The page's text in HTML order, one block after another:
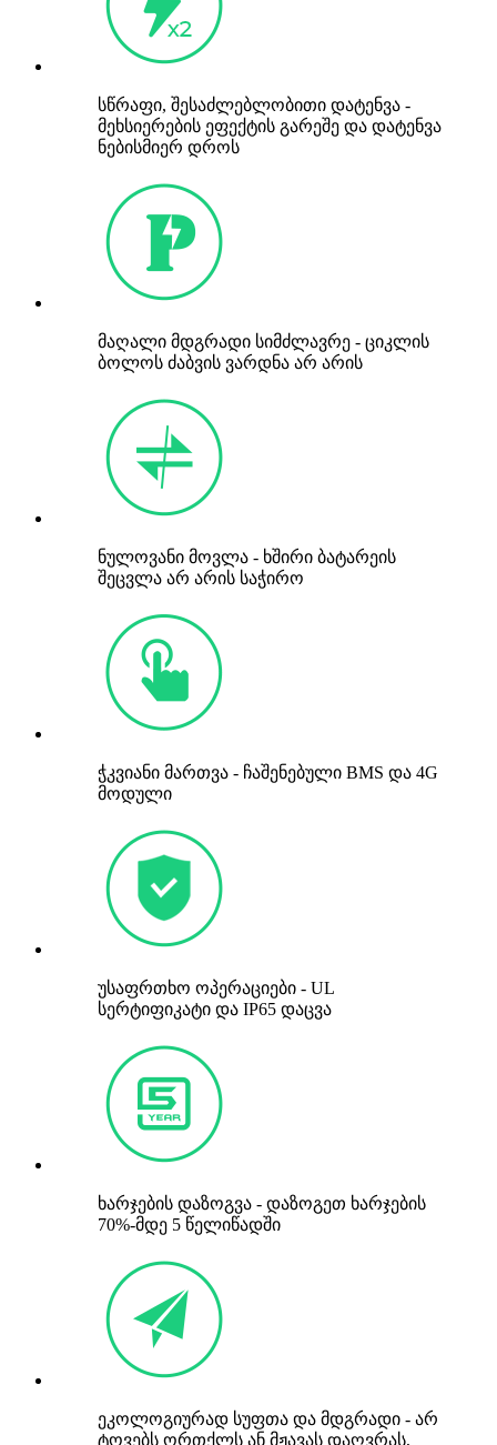
სწრაფი, შესაძლებლობითი დატენვა -
მეხსიერების ეფექტის გარეშე და დატენვა
ნებისმიერ დროს
მაღალი მდგრადი სიმძლავრე - ციკლის
ბოლოს ძაბვის ვარდნა არ არის
ნულოვანი მოვლა - ხშირი ბატარეის
შეცვლა არ არის საჭირო
ჭკვიანი მართვა - ჩაშენებული BMS და 4G
მოდული
უსაფრთხო ოპერაციები - UL
სერტიფიკატი და IP65 დაცვა
ხარჯების დაზოგვა - დაზოგეთ ხარჯების
70%-მდე 5 წელიწადში
ეკოლოგიურად სუფთა და მდგრადი - არ
ტოვებს ორთქლს ან მჟავას დაღვრას,